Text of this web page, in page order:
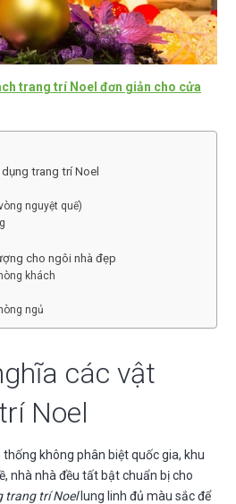
trang trí Noel đơn giản cho cửa
trang trí Noel
nguyệt quế)
cho ngôi nhà đẹp
khách
ngủ
các vật
Noel
thống không phân biệt quốc gia, khu
nhà nhà đều tất bật chuẩn bị cho
trang trí Noellung linh đủ màu sắc để